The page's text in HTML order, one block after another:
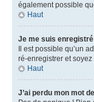
également possible
Haut
Je me suis
Il est possible qu’un
ré-enregistrer et
Haut
J’ai perdu mon mot